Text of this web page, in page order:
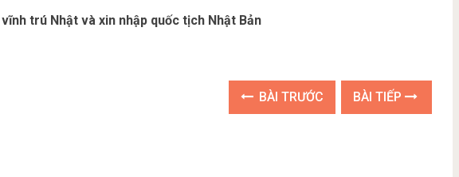
trú Nhật và xin nhập quốc tịch Nhật Bản
BÀI TRƯỚC BÀI TIẾP